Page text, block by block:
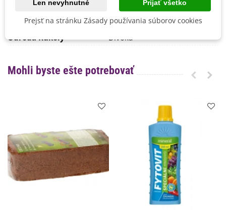
Skorosť Odrody
BIO Kvalita
Nie
Odroda Rukoly
Divoká
Mohli byste ešte potrebovať
Len nevyhnutné Prijať všetko
Prejsť na stránku Zásady používania súborov cookies